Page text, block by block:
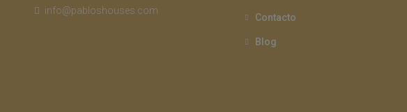
info@pabloshouses.com
Contacto
Blog